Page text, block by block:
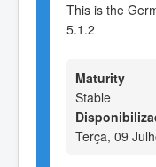
This is the
5.1.2
Maturity
Stable
Terça, 09